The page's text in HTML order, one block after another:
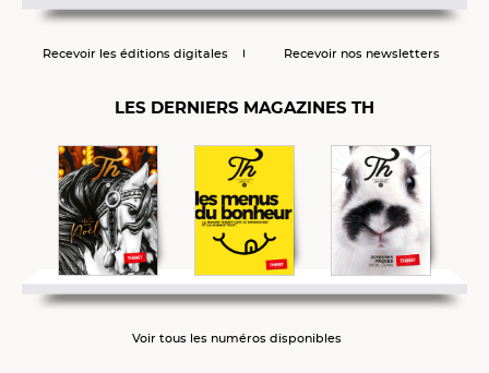
Recevoir les éditions digitales Recevoir nos newsletters
LES DERNIERS MAGAZINES TH
Voir tous les numéros disponibles